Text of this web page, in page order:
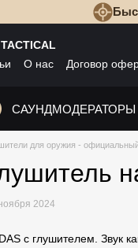
TACTICAL
О нас Договор
САУНДМОДЕРАТОРЫ
для оружия -
2024
с глушителем. Звук